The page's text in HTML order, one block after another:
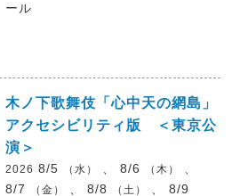
ール
木ノ下歌舞伎「心中天の網島」
アクセシビリティ版 ＜東京公
演＞
2026 8/5 （水） 、 8/6 （木）
8/7
（金） 、 8/8 （土） 、 8/9